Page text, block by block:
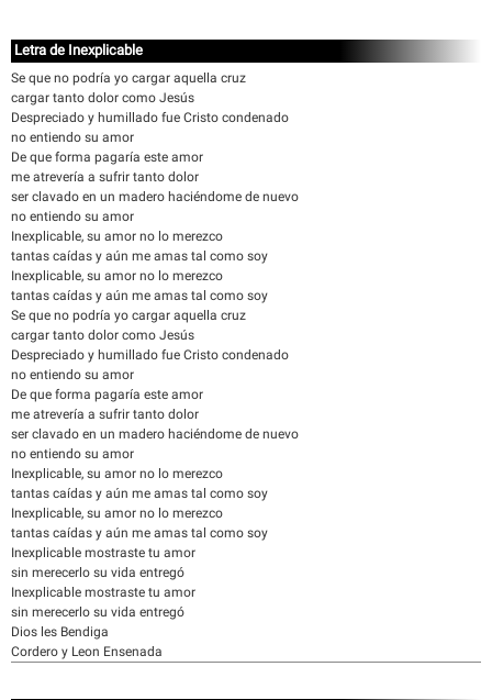
Letra de Inexplicable
Se que no podría yo cargar aquella cruz
cargar tanto dolor como Jesús
Despreciado y humillado fue Cristo condenado
no entiendo su amor
De que forma pagaría este amor
me atrevería a sufrir tanto dolor
ser clavado en un madero haciéndome de nuevo
no entiendo su amor
Inexplicable, su amor no lo merezco
tantas caídas y aún me amas tal como soy
Inexplicable, su amor no lo merezco
tantas caídas y aún me amas tal como soy
Se que no podría yo cargar aquella cruz
cargar tanto dolor como Jesús
Despreciado y humillado fue Cristo condenado
no entiendo su amor
De que forma pagaría este amor
me atrevería a sufrir tanto dolor
ser clavado en un madero haciéndome de nuevo
no entiendo su amor
Inexplicable, su amor no lo merezco
tantas caídas y aún me amas tal como soy
Inexplicable, su amor no lo merezco
tantas caídas y aún me amas tal como soy
Inexplicable mostraste tu amor
sin merecerlo su vida entregó
Inexplicable mostraste tu amor
sin merecerlo su vida entregó
Dios les Bendiga
Cordero y Leon Ensenada